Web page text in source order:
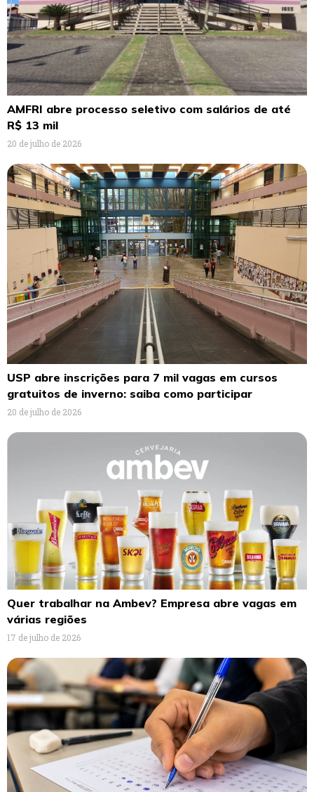
AMFRI abre processo seletivo com salários de até
R$ 13 mil
20 de julho de 2026
USP abre inscrições para 7 mil vagas em cursos
gratuitos de inverno: saiba como participar
20 de julho de 2026
Quer trabalhar na Ambev? Empresa abre vagas em
várias regiões
17 de julho de 2026